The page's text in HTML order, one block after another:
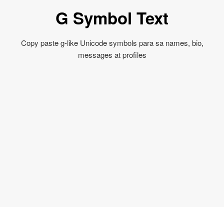
G Symbol Text
Copy paste g-like Unicode symbols para sa names, bio,
messages at profiles